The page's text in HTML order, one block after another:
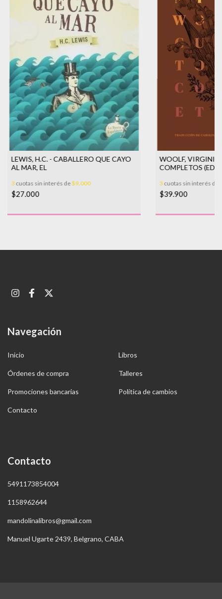
LEWIS, H.C. - CABALLERO QUE CAYO
AL MAR, EL
3cuotas sin interés de$9.000
$27.000
WOOLF, VIRGINIA
COMPLETOS (ED.
3cuotas sin interés de
$39.900
Navegación
Inicio Libros
Órdenes de compra Talleres
Promociones bancarias Política de cambios
Contacto
Contacto
5491173854004
1158962644
mandolinalibros@gmail.com
Manuel Ugarte 2439, Belgrano, CABA